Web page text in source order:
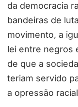
da democracia
bandeiras de
movimento, a
lei entre negros
de que a
teriam servido
a opressão